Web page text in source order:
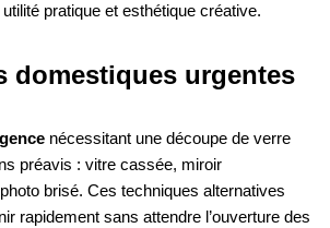
pratique et esthétique créative.
domestiques urgentes
nécessitant une découpe de verre
préavis : vitre cassée, miroir
brisé. Ces techniques alternatives
rapidement sans attendre l’ouverture des